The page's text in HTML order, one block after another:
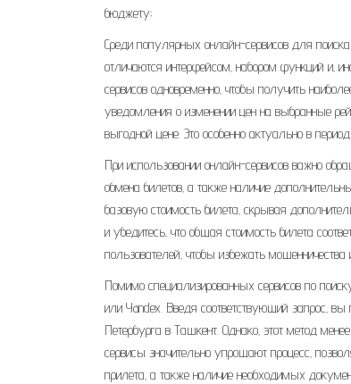
бюджету;
Среди популярных онлайн-сервисов для
отличаются интерфейсом‚ набором функций и‚
сервисов одновременно‚ чтобы получить
уведомления о изменении цен на выбранные
выгодной цене. Это особенно актуально в
При использовании онлайн-сервисов важно
обмена билетов‚ а также наличие
базовую стоимость билета‚ скрывая
и убедитесь‚ что общая стоимость билета
пользователей‚ чтобы избежать
Помимо специализированных сервисов по
или Yandex. Введя соответствующий запрос‚
Петербурга в Ташкент. Однако‚ этот метод
сервисы значительно упрощают процесс‚
прилета‚ а также наличие необходимых